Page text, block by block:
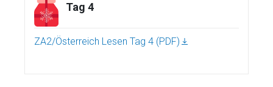
Tag 4
ZA2/Österreich Lesen Tag 4 (PDF)